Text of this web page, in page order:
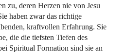
zu, deren Herzen nie von Jesu
haben zwar das richtige
kraftvollen Erfahrung. Sie
die die tiefsten Tiefen des
Spiritual Formation sind sie an